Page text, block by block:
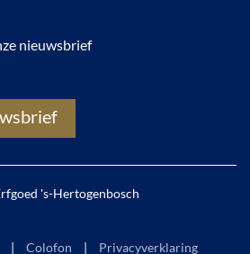
nieuwsbrief
's-Hertogenbosch
Colofon Privacyverklaring